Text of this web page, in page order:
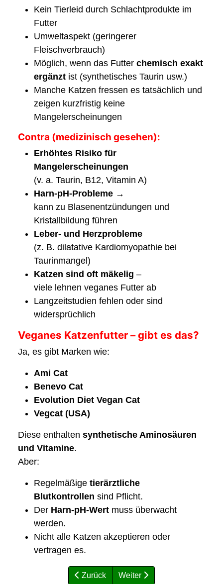
Kein Tierleid durch Schlachtprodukte im
Futter
Umweltaspekt (geringerer
Fleischverbrauch)
Möglich, wenn das Futter chemisch exakt
ergänzt ist (synthetisches Taurin usw.)
Manche Katzen fressen es tatsächlich und
zeigen kurzfristig keine
Mangelerscheinungen
Contra (medizinisch gesehen):
Erhöhtes Risiko für
Mangelerscheinungen
(v. a. Taurin, B12, Vitamin A)
Harn-pH-Probleme →
kann zu Blasenentzündungen und
Kristallbildung führen
Leber- und Herzprobleme
(z. B. dilatative Kardiomyopathie bei
Taurinmangel)
Katzen sind oft mäkelig –
viele lehnen veganes Futter ab
Langzeitstudien fehlen oder sind
widersprüchlich
Veganes Katzenfutter – gibt es das?
Ja, es gibt Marken wie:
Ami Cat
Benevo Cat
Evolution Diet Vegan Cat
Vegcat (USA)
Diese enthalten synthetische Aminosäuren
und Vitamine.
Aber:
Regelmäßige tierärztliche
Blutkontrollen sind Pflicht.
Der Harn-pH-Wert muss überwacht
werden.
Nicht alle Katzen akzeptieren oder
vertragen es.
Zurück Weiter